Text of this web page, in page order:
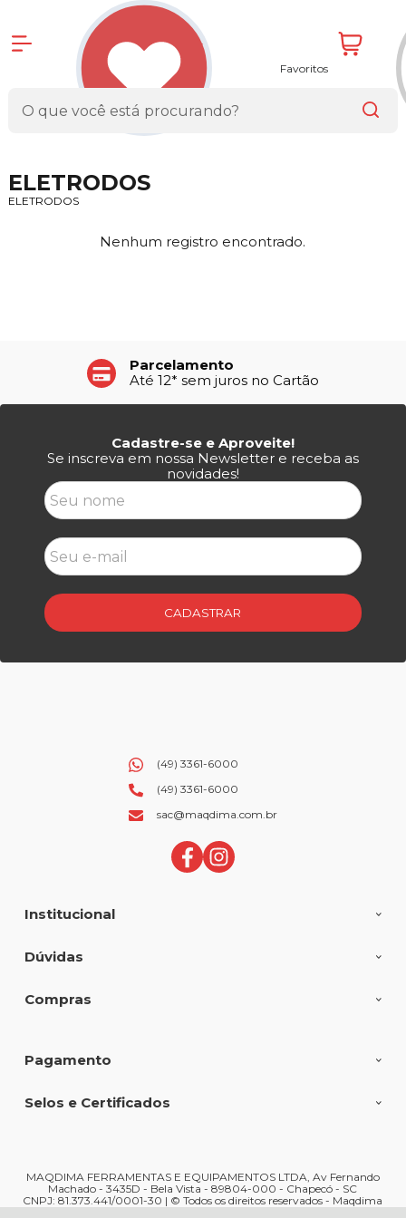
Favoritos
ELETRODOS
ELETRODOS
Nenhum registro encontrado.
Parcelamento
Até 12* sem juros no Cartão
Cadastre-se e Aproveite!
Se inscreva em nossa Newsletter e receba as
novidades!
CADASTRAR
Institucional
Dúvidas
Compras
(49) 3361-6000
(49) 3361-6000
sac@maqdima.com.br
Pagamento
Selos e Certificados
MAQDIMA FERRAMENTAS E EQUIPAMENTOS LTDA, Av Fernando
Machado - 3435D - Bela Vista - 89804-000 - Chapecó - SC
CNPJ: 81.373.441/0001-30 | © Todos os direitos reservados - Maqdima